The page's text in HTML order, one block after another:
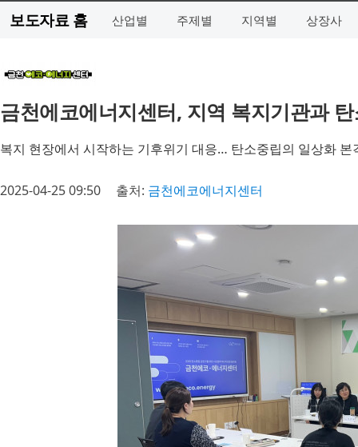
보도자료 홈 산업별 주제별 지역별 상장사
금천에코에너지센터, 지역 복지기관과
복지 현장에서 시작하는 기후위기 대응… 탄소중립의 일상화 본
2025-04-25 09:50 출처: 금천에코에너지센터